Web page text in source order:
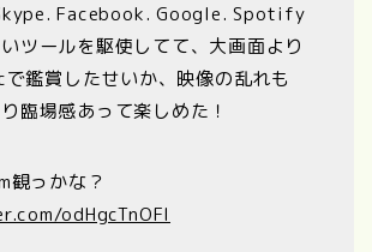
Facebook. Google. Spotify
ツールを駆使してて、大画面より
鑑賞したせいか、映像の乱れも
臨場感あって楽しめた！
観っかな？
odHgcTnOFI